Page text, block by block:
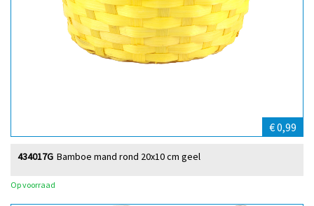
€ 0,99
Bamboe mand rond 20x10 cm geel
434017G
Op voorraad